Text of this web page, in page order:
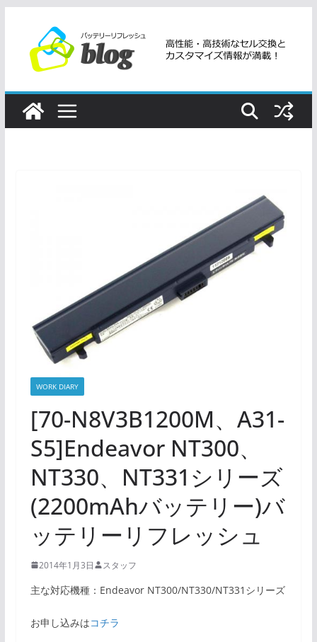
ツ
WORK DIARY
[70-N8V3B1200M、A31-
S5]Endeavor NT300、
NT330、NT331シリーズ
(2200mAhバッテリー)バ
ッテリーリフレッシュ
2014年1月3日 スタッフ
主な対応機種：Endeavor NT300/NT330/NT331シリーズ
お申し込みはコチラ